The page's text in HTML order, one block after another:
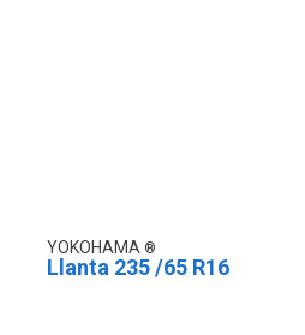
YOKOHAMA
Llanta 235 /65 R16